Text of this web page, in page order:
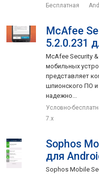
Бесплатная
McAfee
5.2.0.231
McAfee Security
мобильных
представляет
шпионского ПО и
надежно...
Условно-
7.x
Sophos
для
Sophos Mobile